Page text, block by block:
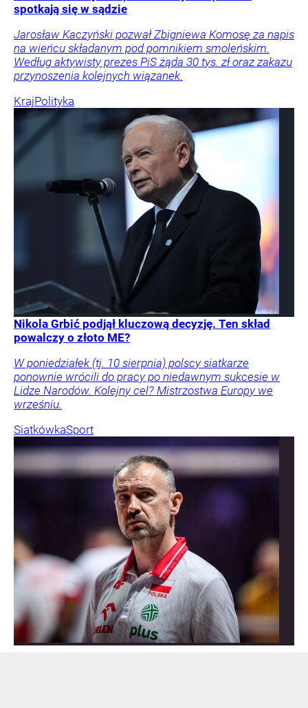
spotkają się w sądzie
Jarosław Kaczyński pozwał Zbigniewa Komosę za napis
na wieńcu składanym pod pomnikiem smoleńskim.
Według aktywisty prezes PiS żąda 30 tys. zł oraz zakazu
przynoszenia kolejnych wiązanek.
KrajPolityka
Nikola Grbić podjął kluczową decyzję. Ten skład
powalczy o złoto ME?
W poniedziałek (tj. 10 sierpnia) polscy siatkarze
ponownie wrócili do pracy po niedawnym sukcesie w
Lidze Narodów. Kolejny cel? Mistrzostwa Europy we
wrześniu.
SiatkówkaSport